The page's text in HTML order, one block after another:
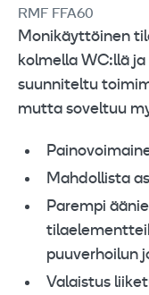
RMF FFA60
Monikäyttöinen
kolmella WC:llä
suunniteltu
mutta soveltuu
Mahdollista
Parempi
puuverhoilun
Valaistus